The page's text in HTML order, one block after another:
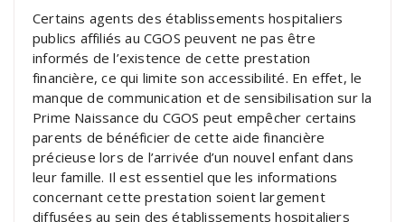
Certains agents des établissements hospitaliers
publics affiliés au CGOS peuvent ne pas être
informés de l’existence de cette prestation
financière, ce qui limite son accessibilité. En effet, le
manque de communication et de sensibilisation sur la
Prime Naissance du CGOS peut empêcher certains
parents de bénéficier de cette aide financière
précieuse lors de l’arrivée d’un nouvel enfant dans
leur famille. Il est essentiel que les informations
concernant cette prestation soient largement
diffusées au sein des établissements hospitaliers